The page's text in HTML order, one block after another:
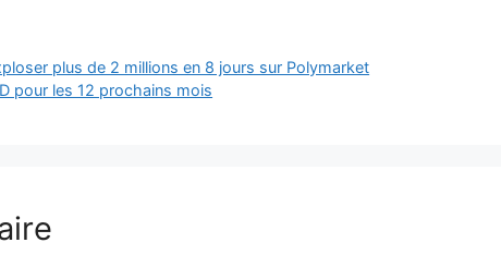
plus de 2 millions en 8 jours sur Polymarket
pour les 12 prochains mois